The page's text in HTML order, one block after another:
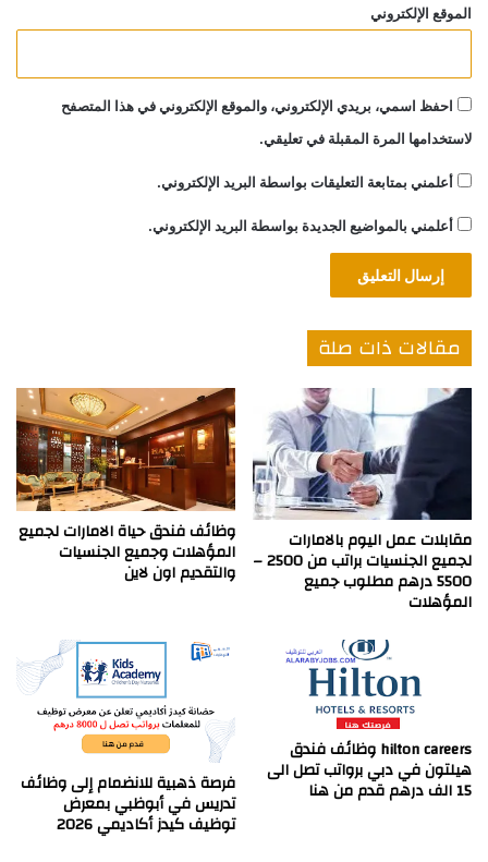
الموقع الإلكتروني
احفظ اسمي، بريدي الإلكتروني، والموقع الإلكتروني في هذا المتصفح
لاستخدامها المرة المقبلة في تعليقي.
أعلمني بمتابعة التعليقات بواسطة البريد الإلكتروني.
أعلمني بالمواضيع الجديدة بواسطة البريد الإلكتروني.
مقالات ذات صلة
مقابلات عمل اليوم بالامارات
لجميع الجنسيات براتب من 2500 –
5500 درهم مطلوب جميع
المؤهلات
وظائف فندق حياة الامارات لجميع
المؤهلات وجميع الجنسيات
والتقديم اون لاين
hilton careers وظائف فندق
هيلتون في دبي برواتب تصل الى
15 الف درهم قدم من هنا فرصة ذهبية للانضمام إلى وظائف
تدريس في أبوظبي بمعرض
توظيف كيدز أكاديمي 2026